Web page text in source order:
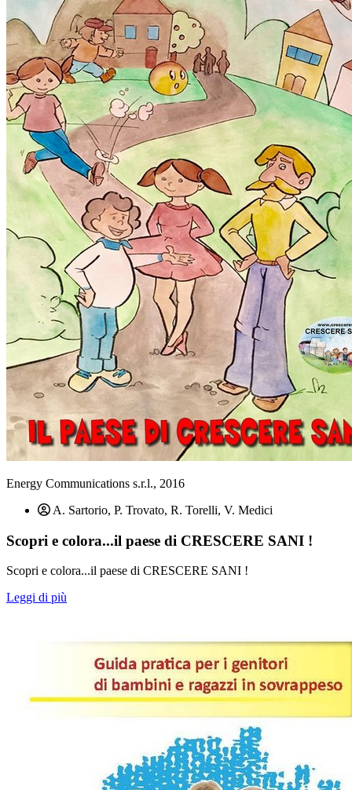
Energy Communications s.r.l., 2016
A. Sartorio, P. Trovato, R. Torelli, V. Medici
Scopri e colora...il paese di CRESCERE SANI !
Scopri e colora...il paese di CRESCERE SANI !
Leggi di più